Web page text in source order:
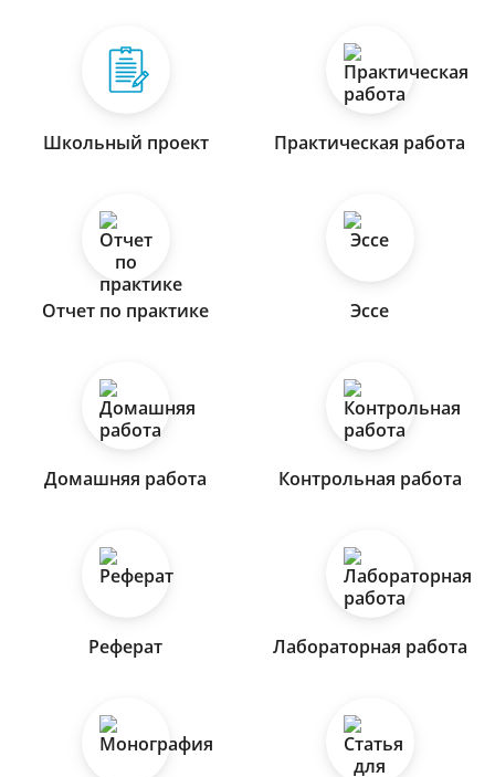
Школьный проект Практическая работа
Отчет по практике Эссе
Домашняя работа Контрольная работа
Реферат Лабораторная работа